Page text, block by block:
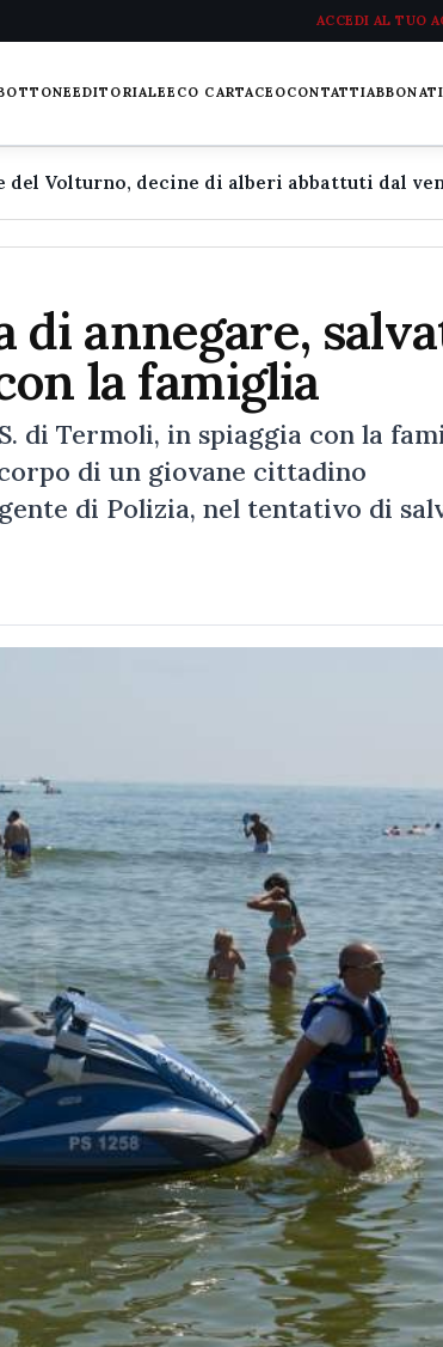
ACCEDI AL TUO
EDITORIALEECO CARTACEOCONTATTIABBONATI
annegare,
la famiglia
di Termoli, in spiaggia con la
di un giovane cittadino
di Polizia, nel tentativo di